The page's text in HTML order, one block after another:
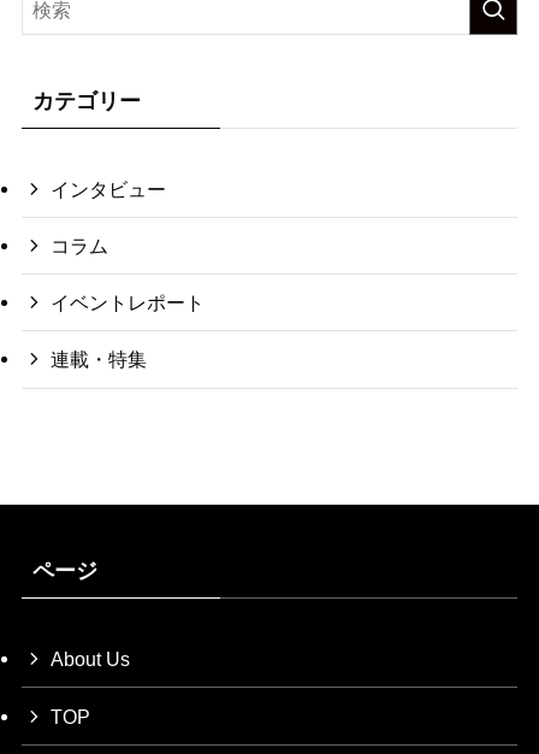
カテゴリー
インタビュー
コラム
イベントレポート
連載・特集
ページ
About Us
TOP